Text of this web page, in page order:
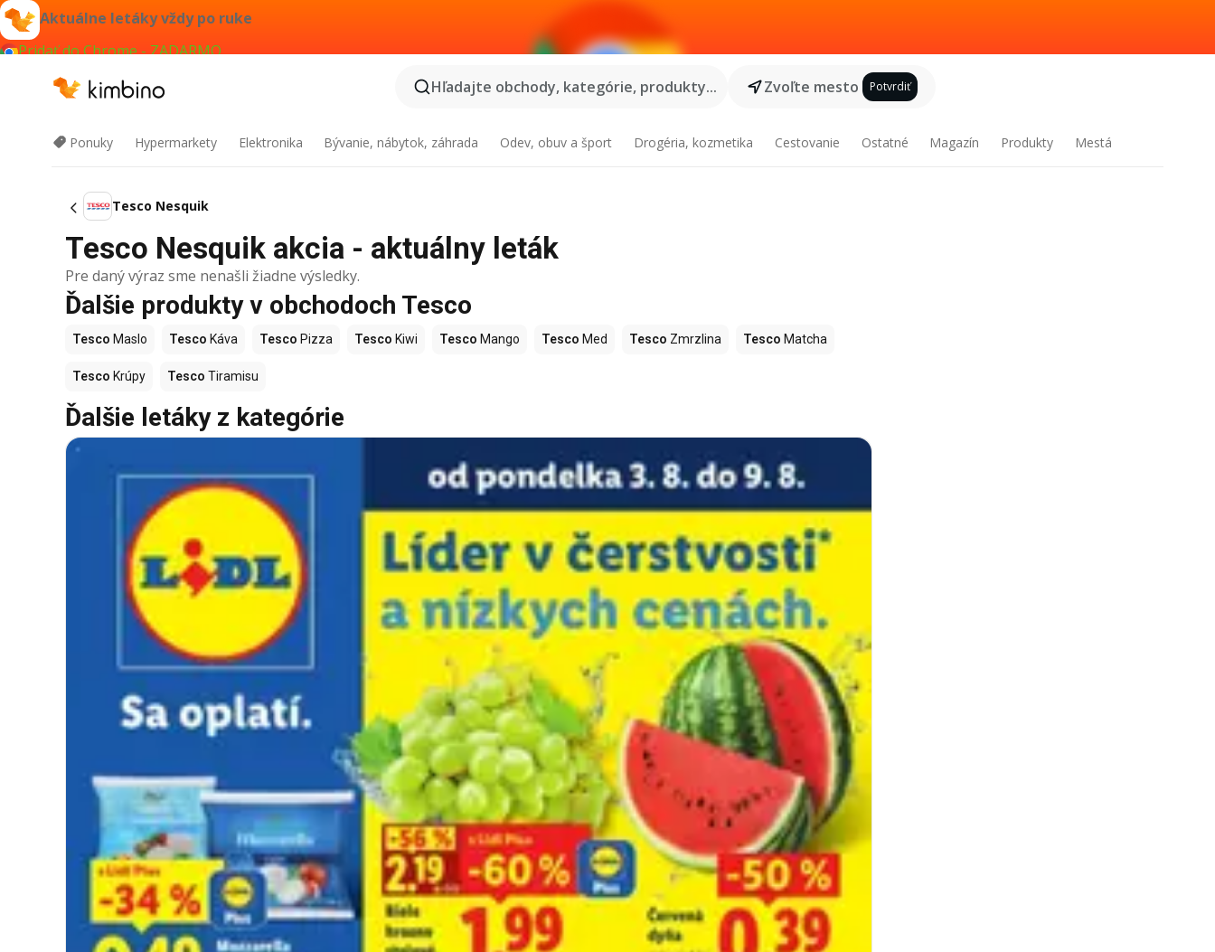
Aktuálne letáky vždy po ruke
Pridať do Chrome - ZADARMO
Hľadajte obchody, kategórie, produkty...
Zvoľte mesto Potvrdiť
Ponuky Hypermarkety Elektronika Bývanie, nábytok, záhrada Odev, obuv a šport Drogéria, kozmetika Cestovanie Ostatné Magazín Produkty Mestá
Tesco Nesquik
Tesco Nesquik akcia - aktuálny leták
Pre daný výraz sme nenašli žiadne výsledky.
Ďalšie produkty v obchodoch Tesco
Tesco Maslo Tesco Káva Tesco Pizza Tesco Kiwi Tesco Mango Tesco Med Tesco Zmrzlina Tesco Matcha
Tesco Krúpy Tesco Tiramisu
Ďalšie letáky z kategórie